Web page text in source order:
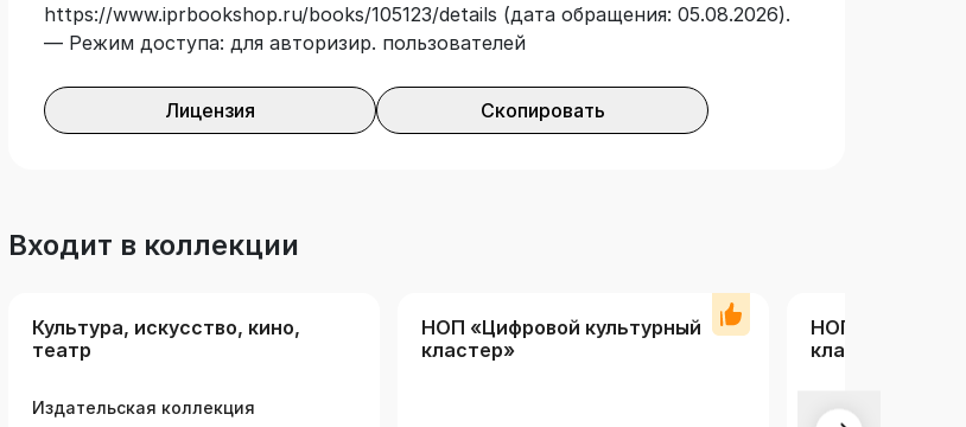
https://www.iprbookshop.ru/books/105123/details (дата обращения: 05.08.2026).
— Режим доступа: для авторизир. пользователей
Лицензия Скопировать
Входит в коллекции
Культура, искусство, кино,
театр
Издательская коллекция
НОП «Цифровой культурный
кластер»
НОП
кластер»